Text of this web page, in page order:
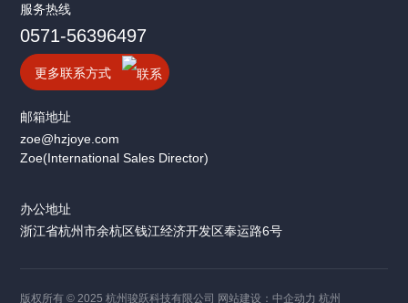
服务热线
0571-56396497
更多联系方式
邮箱地址
zoe@hzjoye.com
Zoe(International Sales Director)
办公地址
浙江省杭州市余杭区钱江经济开发区奉运路6号
版权所有 © 2025 杭州骏跃科技有限公司 网站建设：中企动力 杭州